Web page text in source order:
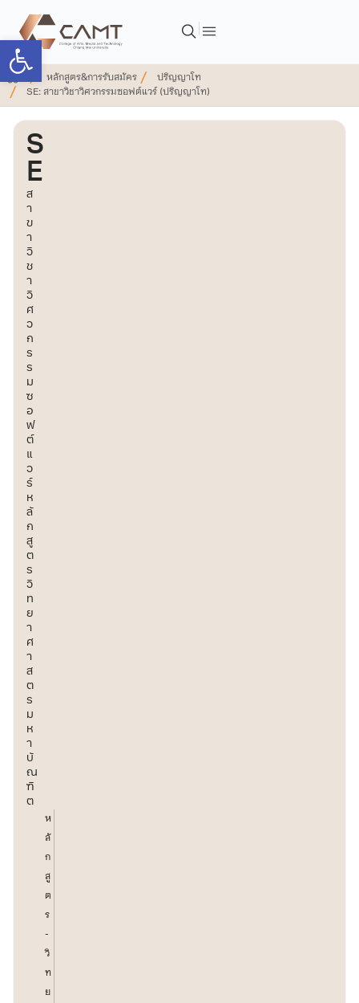
Open toolbar
หลักสูตร&การรับสมัคร
ปริญญาโท
SE: สาขาวิชาวิศวกรรมซอฟต์แวร์ (ปริญญาโท)
S
E
ส
า
ข
า
วิ
ช
า
วิ
ศ
ว
ก
ร
ร
ม
ซ
อ
ฟ
ต์
แ
ว
ร์
ห
ลั
ก
สู
ต
ร
วิ
ท
ย
า
ศ
า
ส
ต
ร
ม
ห
า
บั
ณ
ฑิ
ต
ห
ลั
ก
สู
ต
ร
-
วิ
ท
ย